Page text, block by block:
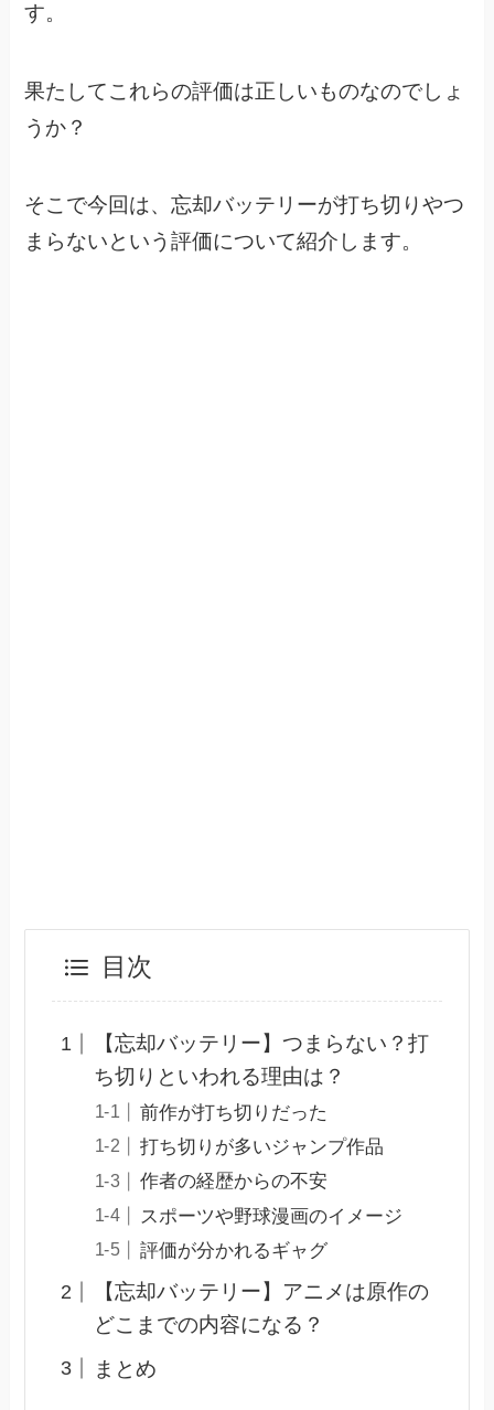
す。
果たしてこれらの評価は正しいものなのでしょ
うか？
そこで今回は、忘却バッテリーが打ち切りやつ
まらないという評価について紹介します。
目次
【忘却バッテリー】つまらない？打
ち切りといわれる理由は？
前作が打ち切りだった
打ち切りが多いジャンプ作品
作者の経歴からの不安
スポーツや野球漫画のイメージ
評価が分かれるギャグ
【忘却バッテリー】アニメは原作の
どこまでの内容になる？
まとめ